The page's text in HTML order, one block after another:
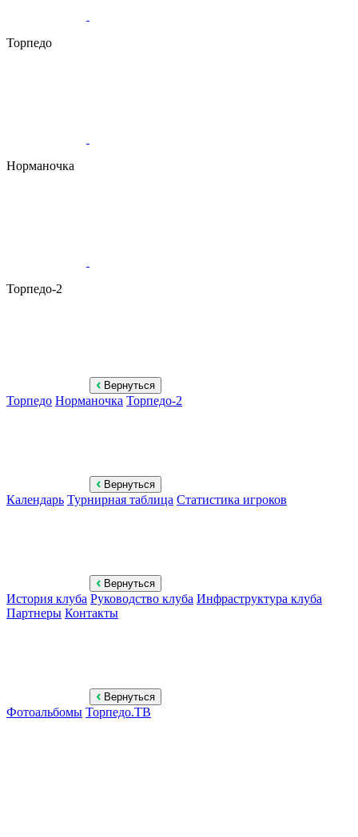
Торпедо
Норманочка
Торпедо-2
Вернуться
Торпедо Норманочка Торпедо-2
Вернуться
Календарь Турнирная таблица Статистика игроков
Вернуться
История клуба Руководство клуба Инфраструктура клуба
Партнеры Контакты
Вернуться
Фотоальбомы Торпедо.ТВ